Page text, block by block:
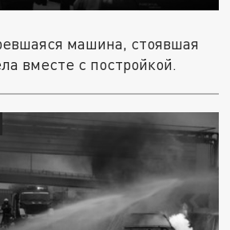
машина, стоявшая
вместе с постройкой.